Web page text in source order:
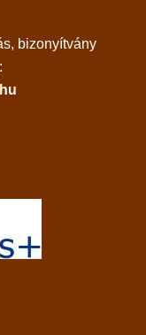
bizonyítvány